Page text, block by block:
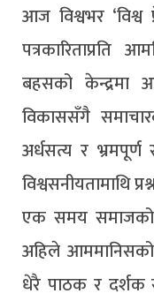
आज विश्वभर ‘विश्व
पत्रकारिताप्रति
बहसको केन्द्रमा
विकाससँगै
अर्धसत्य र भ्रमपूर्ण
विश्वसनीयतामाथि
एक समय समाजको
अहिले
धेरै पाठक र दर्शक